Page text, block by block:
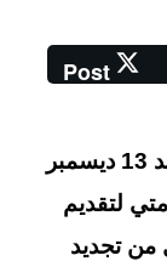
Post
اعلنت وزارة التخطيط انه بداية من الاحد 13 ديسمبر
لتقديم
من تجديد